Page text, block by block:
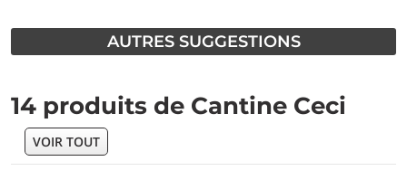
AUTRES SUGGESTIONS
14 produits de Cantine Ceci
VOIR TOUT